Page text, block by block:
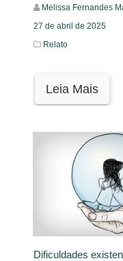
Melissa Fernandes
27 de abril de 2025
Relato
Leia Mais
Dificuldades